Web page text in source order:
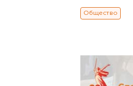
Общество